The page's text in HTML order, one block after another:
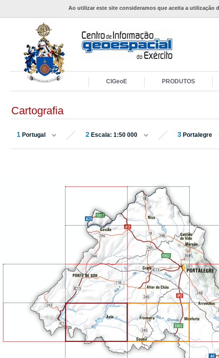
Ao utilizar este site consideramos que aceita a utilização
CIGeoE PRODUTOS
Cartografia
1 Portugal 2 Escala: 1:50 000 3 Portalegre